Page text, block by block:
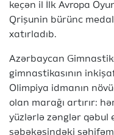
keçən il İlk Avropa
Qrişunin bürünc medal
xatırladıb.
Azərbaycan
gimnastikasının
Olimpiya idmanın
olan marağı artırır:
yüzlərlə zənglər qəbul
şəbəkəsindəki